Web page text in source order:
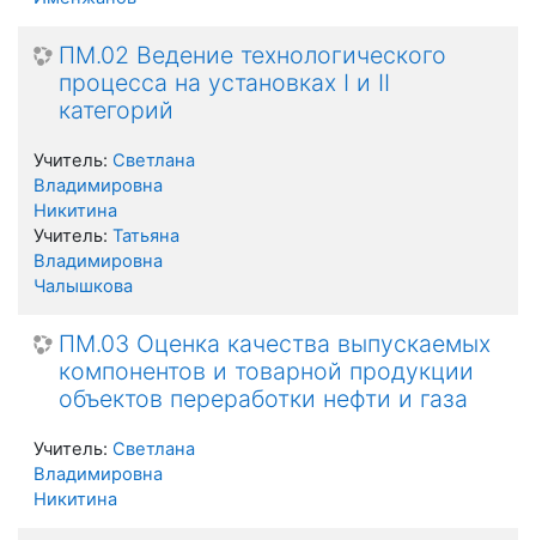
ПМ.02 Ведение технологического
процесса на установках I и II
категорий
Учитель: Светлана
Владимировна
Никитина
Учитель: Татьяна
Владимировна
Чалышкова
ПМ.03 Оценка качества выпускаемых
компонентов и товарной продукции
объектов переработки нефти и газа
Учитель: Светлана
Владимировна
Никитина